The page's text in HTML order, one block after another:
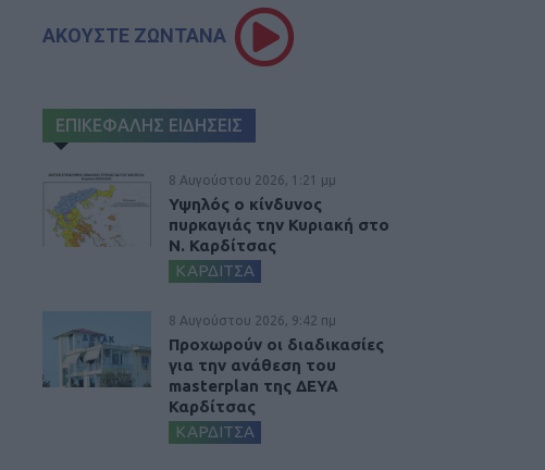
ΑΚΟΥΣΤΕ ΖΩΝΤΑΝΑ
ΕΠΙΚΕΦΑΛΗΣ ΕΙΔΗΣΕΙΣ
8 Αυγούστου 2026, 1:21 μμ
Υψηλός ο κίνδυνος
πυρκαγιάς την Κυριακή στο
Ν. Καρδίτσας
ΚΑΡΔΙΤΣΑ
8 Αυγούστου 2026, 9:42 πμ
Προχωρούν οι διαδικασίες
για την ανάθεση του
masterplan της ΔΕΥΑ
Καρδίτσας
ΚΑΡΔΙΤΣΑ